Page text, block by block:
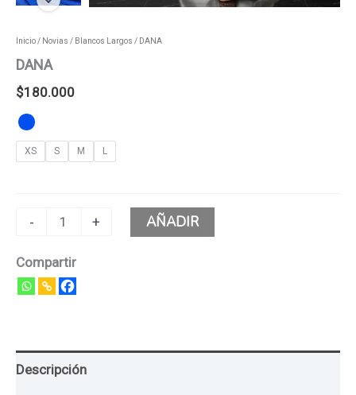
Inicio/ Novias / Blancos Largos / DANA
DANA
$180.000
XS S M L
- + AÑADIR
Compartir
Descripción